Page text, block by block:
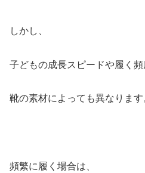
しかし、
子どもの成長スピードや履く頻
靴の素材によっても異なります
頻繁に履く場合は、